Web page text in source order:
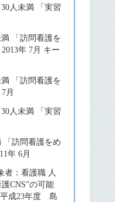
人未満 「実習
「訪問看護を
年 7月 キー
「訪問看護を
月
人未満 「実習
訪問看護をめ
年 6月
者：看護職 人
CNS”の可能
平成23年度 島